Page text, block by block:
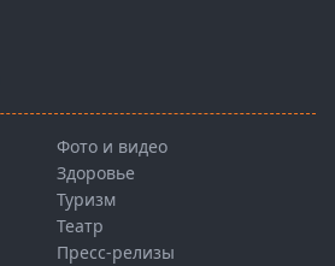
Фото и видео
Здоровье
Туризм
Театр
Пресс-релизы